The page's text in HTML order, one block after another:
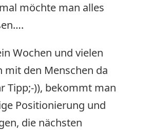
möchte man alles
Wochen und vielen
mit den Menschen da
Tipp;-)), bekommt man
Positionierung und
die nächsten